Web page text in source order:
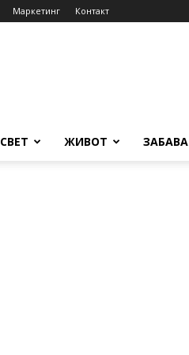
Маркетинг Контакт
СВЕТ ЖИВОТ ЗАБАВА